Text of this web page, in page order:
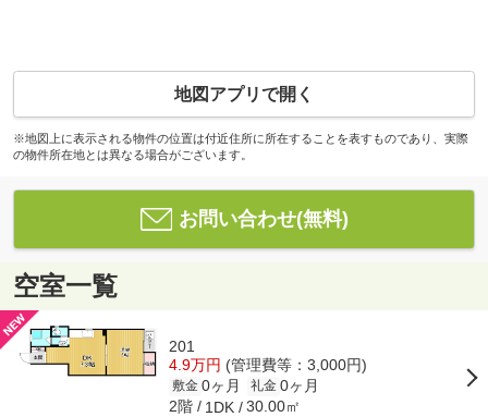
地図アプリで開く
※地図上に表示される物件の位置は付近住所に所在することを表すものであり、実際
の物件所在地とは異なる場合がございます。
お問い合わせ(無料)
空室一覧
201
4.9万円 (管理費等：3,000円)
敷金 0ヶ月 礼金 0ヶ月
2階 1DK 30.00㎡